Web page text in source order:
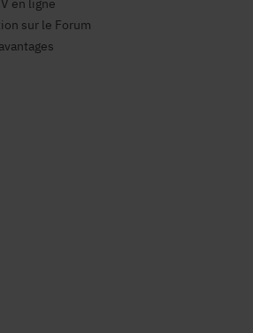
en ligne
sur le Forum